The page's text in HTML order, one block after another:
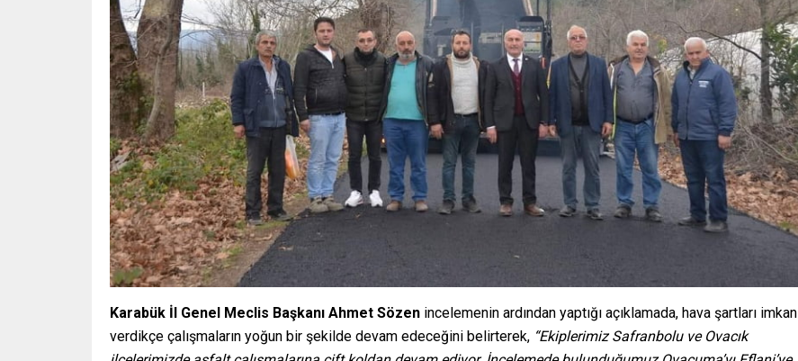
Karabük İl Genel Meclis Başkanı Ahmet Sözen incelemenin ardından yaptığı açıklamada, hava şartları imkan
verdikçe çalışmaların yoğun bir şekilde devam edeceğini belirterek, “Ekiplerimiz Safranbolu ve Ovacık